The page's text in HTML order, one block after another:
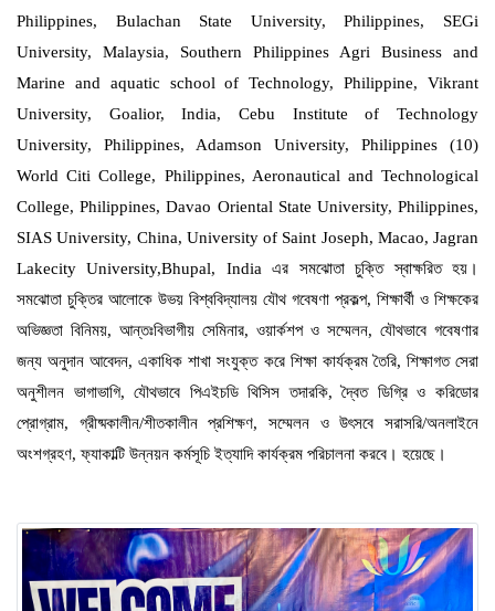
Philippines, Bulachan State University, Philippines, SEGi
University, Malaysia, Southern Philippines Agri Business and
Marine and aquatic school of Technology, Philippine, Vikrant
University, Goalior, India, Cebu Institute of Technology
University, Philippines, Adamson University, Philippines (10)
World Citi College, Philippines, Aeronautical and Technological
College, Philippines, Davao Oriental State University, Philippines,
SIAS University, China, University of Saint Joseph, Macao, Jagran
Lakecity University,Bhupal, India এর সমঝোতা চুক্তি স্বাক্ষরিত হয়।
সমঝোতা চুক্তির আলোকে উভয় বিশ্ববিদ্যালয় যৌথ গবেষণা প্রকল্প, শিক্ষার্থী ও শিক্ষকের
অভিজ্ঞতা বিনিময়, আন্তঃবিভাগীয় সেমিনার, ওয়ার্কশপ ও সম্মেলন, যৌথভাবে গবেষণার
জন্য অনুদান আবেদন, একাধিক শাখা সংযুক্ত করে শিক্ষা কার্যক্রম তৈরি, শিক্ষাগত সেরা
অনুশীলন ভাগাভাগি, যৌথভাবে পিএইচডি থিসিস তদারকি, দ্বৈত ডিগ্রি ও করিডোর
প্রোগ্রাম, গ্রীষ্মকালীন/শীতকালীন প্রশিক্ষণ, সম্মেলন ও উৎসবে সরাসরি/অনলাইনে
অংশগ্রহণ, ফ্যাকাল্টি উন্নয়ন কর্মসূচি ইত্যাদি কার্যক্রম পরিচালনা করবে। হয়েছে।